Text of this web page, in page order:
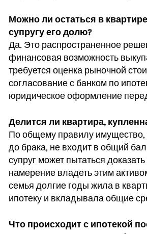
Можно ли остаться в
супругу его долю?
Да. Это распространенное
финансовая возможность
требуется оценка рыночной
согласование с банком по
юридическое оформление
Делится ли квартира,
По общему правилу имущество,
до брака, не входит в общий
супруг может пытаться
намерение владеть этим
семья долгие годы жила в
ипотеку и вкладывала общие
Что происходит с ипотекой